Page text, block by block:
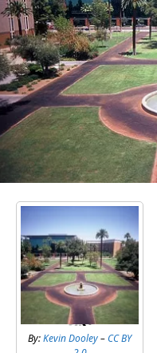
By:Kevin Dooley–CC BY